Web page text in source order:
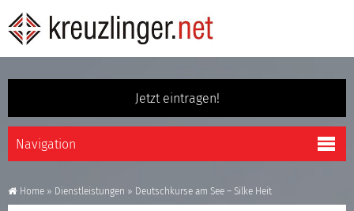
Jetzt eintragen!
Home » Dienstleistungen » Deutschkurse am See – Silke Heit